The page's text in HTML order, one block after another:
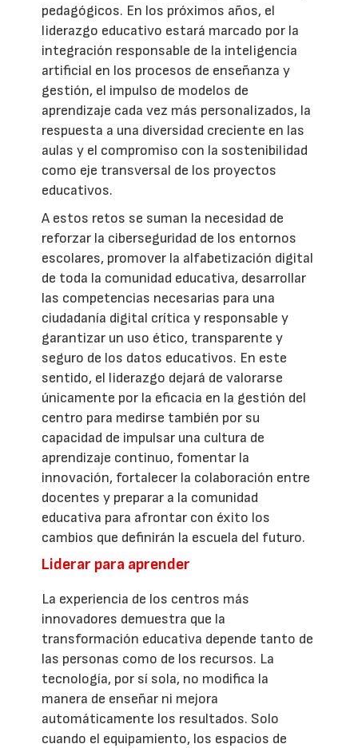
pedagógicos. En los próximos años, el
liderazgo educativo estará marcado por la
integración responsable de la inteligencia
artificial en los procesos de enseñanza y
gestión, el impulso de modelos de
aprendizaje cada vez más personalizados, la
respuesta a una diversidad creciente en las
aulas y el compromiso con la sostenibilidad
como eje transversal de los proyectos
educativos.
A estos retos se suman la necesidad de
reforzar la ciberseguridad de los entornos
escolares, promover la alfabetización digital
de toda la comunidad educativa, desarrollar
las competencias necesarias para una
ciudadanía digital crítica y responsable y
garantizar un uso ético, transparente y
seguro de los datos educativos. En este
sentido, el liderazgo dejará de valorarse
únicamente por la eficacia en la gestión del
centro para medirse también por su
capacidad de impulsar una cultura de
aprendizaje continuo, fomentar la
innovación, fortalecer la colaboración entre
docentes y preparar a la comunidad
educativa para afrontar con éxito los
cambios que definirán la escuela del futuro.
Liderar para aprender
La experiencia de los centros más
innovadores demuestra que la
transformación educativa depende tanto de
las personas como de los recursos. La
tecnología, por sí sola, no modifica la
manera de enseñar ni mejora
automáticamente los resultados. Solo
cuando el equipamiento, los espacios de